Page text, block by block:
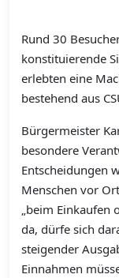
Rund 30
konstituierende
erlebten eine
bestehend aus
Bürgermeister
besondere
Entscheidungen
Menschen vor
„beim Einkaufen
da, dürfe sich
steigender
Einnahmen